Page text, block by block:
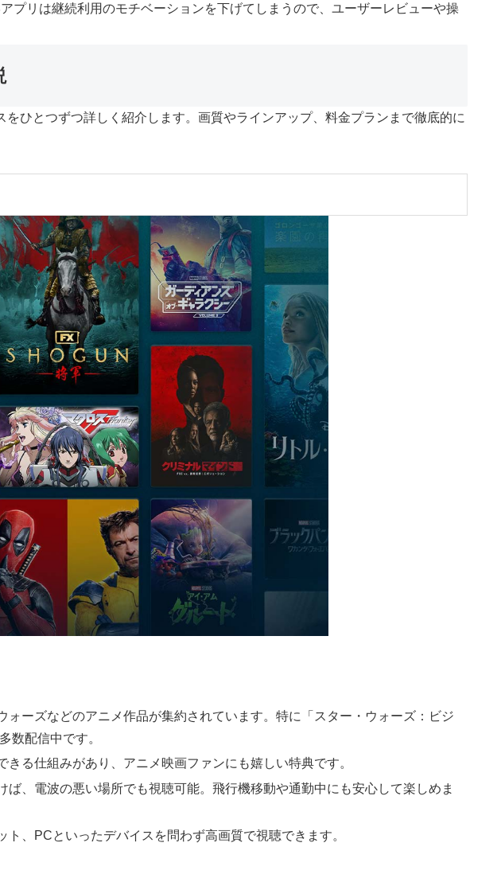
プリは継続利用のモチベーションを下げてしまうので、ユーザーレビューや操
ひとつずつ詳しく紹介します。画質やラインアップ、料金プランまで徹底的に
ォーズなどのアニメ作品が集約されています。特に「スター・ウォーズ：ビジ
数配信中です。
る仕組みがあり、アニメ映画ファンにも嬉しい特典です。
ば、電波の悪い場所でも視聴可能。飛行機移動や通勤中にも安心して楽しめま
、PCといったデバイスを問わず高画質で視聴できます。